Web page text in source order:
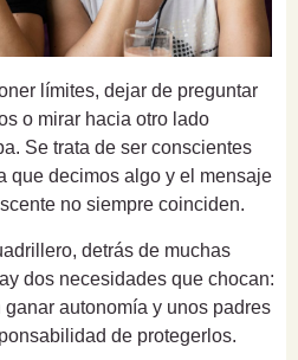
límites, dejar de preguntar
o mirar hacia otro lado
Se trata de ser conscientes
que decimos algo y el mensaje
no siempre coinciden.
detrás de muchas
dos necesidades que chocan:
autonomía y unos padres
de protegerlos.